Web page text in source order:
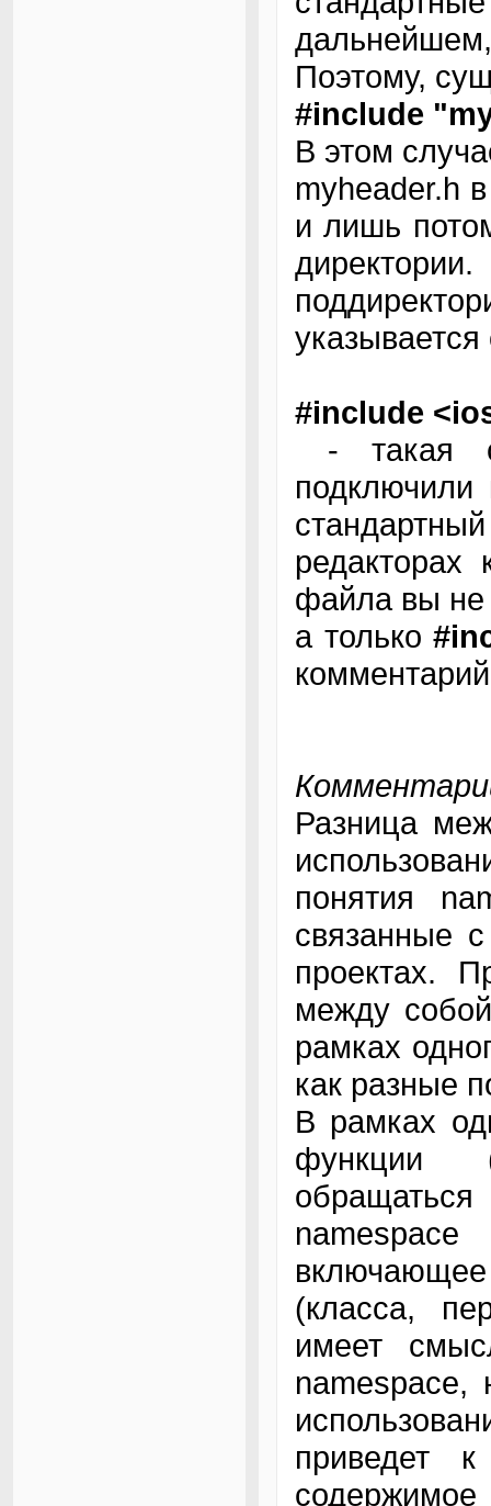
Поэтому,
#include
В этом
myheader.h
и лишь
#include
- такая
редакторах
файла вы не
а только
Разница
понятия
связанные
проектах.
между
рамках
как разные
В рамках
функции
(класса,
имеет
namespace,
приведет